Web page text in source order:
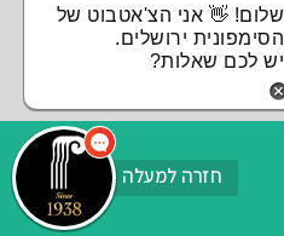
חזרה למעלה
שלום! 👋 אני הצ'אטבוט של
הסימפונית ירושלים.
יש לכם שאלות?